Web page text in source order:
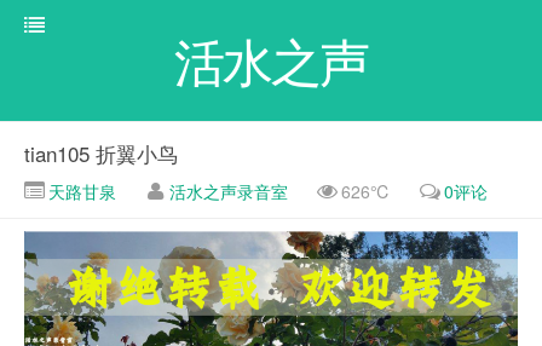
活水之声
tian105 折翼小鸟
天路甘泉 活水之声录音室 626℃ 0评论